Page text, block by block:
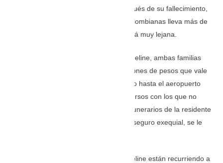
mexicana, fue sepultado dos días después de su fallecimiento,
el calvario para las familias de estas colombianas lleva más de
una semana y la solución por ahora está muy lejana.
Según relataron los familiares de Jacqueline, ambas familias
están tratando de conseguir los 12 millones de pesos que vale
traer sus cuerpos sin vida desde México hasta el aeropuerto
José María Córdova, de Rionegro, recursos con los que no
cuentan. A esto se le suma los gastos funerarios de la residente
en Robledo, ya que no están pagando seguro exequial, se le
Por esta razón, los parientes de Jacqueline están recurriendo a